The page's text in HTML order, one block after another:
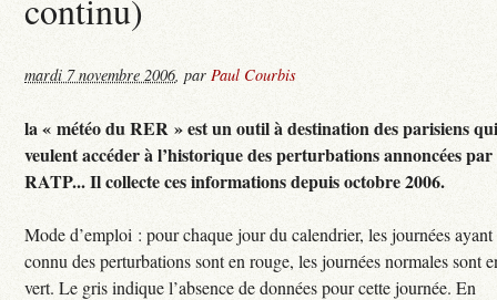
continu)
mardi 7 novembre 2006,parPaul Courbis
la « météo du RER » est un outil à destination des parisiens
veulent accéder à l’historique des perturbations annoncées
RATP... Il collecte ces informations depuis octobre 2006.
Mode d’emploi : pour chaque jour du calendrier, les journées ayant
connu des perturbations sont en rouge, les journées normales sont
vert. Le gris indique l’absence de données pour cette journée. En